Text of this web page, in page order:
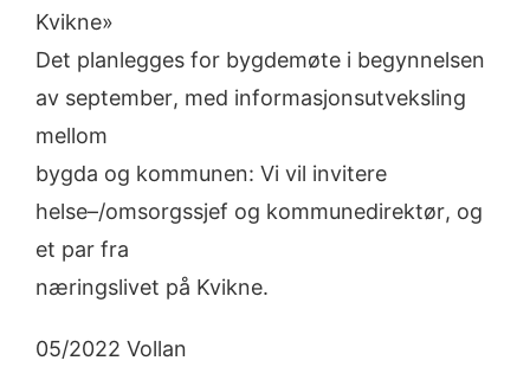
Kvikne»
Det planlegges for bygdemøte i begynnelsen
av september, med informasjonsutveksling
mellom
bygda og kommunen: Vi vil invitere
helse–/omsorgssjef og kommunedirektør, og
et par fra
næringslivet på Kvikne.
05/2022 Vollan